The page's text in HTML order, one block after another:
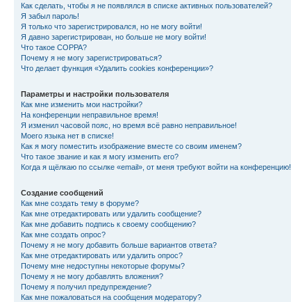
Как сделать, чтобы я не появлялся в списке активных пользователей?
Я забыл пароль!
Я только что зарегистрировался, но не могу войти!
Я давно зарегистрирован, но больше не могу войти!
Что такое COPPA?
Почему я не могу зарегистрироваться?
Что делает функция «Удалить cookies конференции»?
Параметры и настройки пользователя
Как мне изменить мои настройки?
На конференции неправильное время!
Я изменил часовой пояс, но время всё равно неправильное!
Моего языка нет в списке!
Как я могу поместить изображение вместе со своим именем?
Что такое звание и как я могу изменить его?
Когда я щёлкаю по ссылке «email», от меня требуют войти на конференцию!
Создание сообщений
Как мне создать тему в форуме?
Как мне отредактировать или удалить сообщение?
Как мне добавить подпись к своему сообщению?
Как мне создать опрос?
Почему я не могу добавить больше вариантов ответа?
Как мне отредактировать или удалить опрос?
Почему мне недоступны некоторые форумы?
Почему я не могу добавлять вложения?
Почему я получил предупреждение?
Как мне пожаловаться на сообщения модератору?